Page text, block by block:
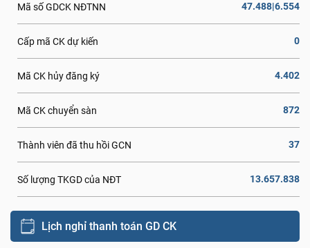
Mã số GDCK NĐTNN 47.488|6.554
Cấp mã CK dự kiến 0
Mã CK hủy đăng ký 4.402
Mã CK chuyển sàn 872
Thành viên đã thu hồi GCN 37
Số lượng TKGD của NĐT 13.657.838
Lịch nghỉ thanh toán GD CK